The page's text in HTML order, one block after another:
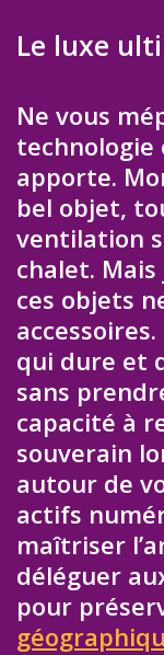
Le luxe
Ne vous
technologie
apporte.
bel objet,
ventilation
chalet.
ces objets
qui dure et
sans
capacité à
souverain
autour de
actifs
maîtriser
déléguer
pour